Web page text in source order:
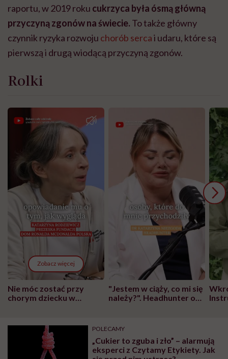
raportu, w 2019 roku cukrzyca była ósmą główną
przyczyną zgonów na świecie. To także główny
czynnik ryzyka rozwoju chorób sercai udaru, które są
pierwszą i drugą wiodącą przyczyną zgonów.
Rolki
Zobacz więcej
Nie móc zostać przy
chorym dziecku w
może chyba tylko
głupota i brak
wyobraźni"
"Jestem w ciąży, co mi się
należy?". Headhunter o
pracy
POLECAMY
„Cukier to zguba i zło” – alarmują
eksperci z Czytamy Etykiety. Jak